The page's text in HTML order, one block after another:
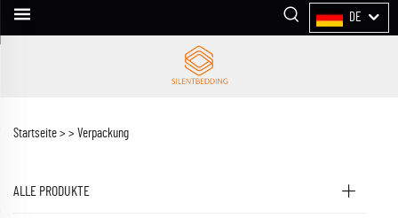
DE
Startseite > > Verpackung
ALLE PRODUKTE